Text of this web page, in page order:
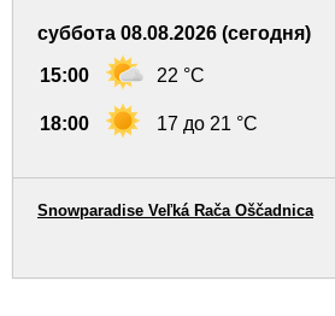
суббота 08.08.2026 (сегодня)
15:00 22 °C
18:00 17 до 21 °C
Snowparadise Veľká Rača Oščadnica